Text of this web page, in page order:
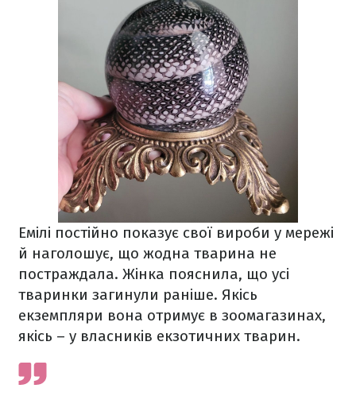
Емілі постійно показує свої вироби у мережі
й наголошує, що жодна тварина не
постраждала. Жінка пояснила, що усі
тваринки загинули раніше. Якісь
екземпляри вона отримує в зоомагазинах,
якісь – у власників екзотичних тварин.